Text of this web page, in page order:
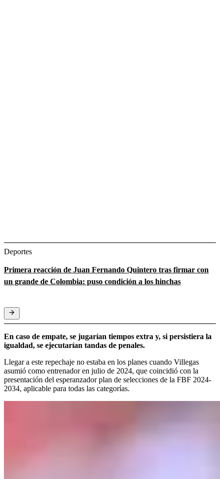
Deportes
Primera reacción de Juan Fernando Quintero tras firmar con
un grande de Colombia: puso condición a los hinchas
En caso de empate, se jugarían tiempos extra y, si persistiera la
igualdad, se ejecutarían tandas de penales.
Llegar a este repechaje no estaba en los planes cuando Villegas
asumió como entrenador en julio de 2024, que coincidió con la
presentación del esperanzador plan de selecciones de la FBF 2024-
2034, aplicable para todas las categorías.